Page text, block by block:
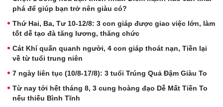
phá để giúp bạn trở nên giàu có?
Thứ Hai, Ba, Tư 10-12/8: 3 con giáp được giao việc lớn, làm
tốt dễ tạo đà tăng lương, thăng chức
Cát Khí quấn quanh người, 4 con giáp thoát nạn, Tiền lại
về từ tuổi trung niên
7 ngày liên tục (10/8-17/8): 3 tuổi Trúng Quả Đậm Giàu To
Từ nay tới hết tháng 8, 3 cung hoàng đạo Dễ Mất Tiền To
nếu thiếu Bình Tĩnh